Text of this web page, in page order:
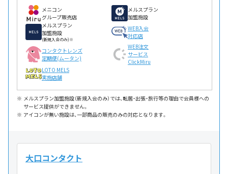
メニコン
グループ販売店
メルスプラン
加盟施設
メルスプラン
加盟施設
(新規入会のみ)※
WEB入会
対応店
コンタクトレンズ
定期便(ムータン)
WEB注文
サービス
ClickMiru
LOTO MELS
実施店舗
メルスプラン加盟施設（新規入会のみ）では、転居・出張・旅行等の理由で会員様への
サービス提供ができません。
アイコンが無い施設は、一部商品の販売のみの対応となります。
大口コンタクト